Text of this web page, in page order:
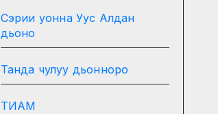
Сэрии уонна Уус Алдан
дьоно
Танда чулуу дьонноро
ТИАМ